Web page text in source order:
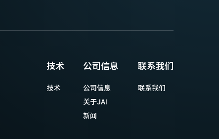
技术
技术
公司信息
公司信息
关于JAI
新闻
联系我们
联系我们